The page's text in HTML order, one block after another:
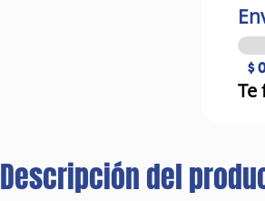
$
Te
Descripción del